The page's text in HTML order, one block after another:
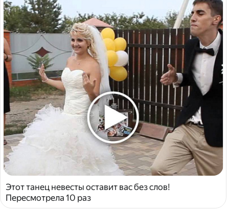
Этот танец невесты оставит вас без слов!
Пересмотрела 10 раз